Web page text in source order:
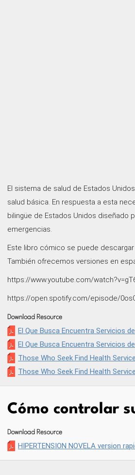
El sistema de salud de Estados
salud básica. En respuesta a esta
bilingüe de Estados Unidos diseñado
emergencias.
Este libro cómico se puede
También ofrecemos versiones en
https://www.youtube.com/
https://open.spotify.com/episode/
Download Resource
El Que Busca Encuentra Servicios
El Que Busca Encuentra Servicios
Those Who Seek Find Health
Those Who Seek Find Health
Cómo controlar
Download Resource
HIPERTENSION NOVELA version